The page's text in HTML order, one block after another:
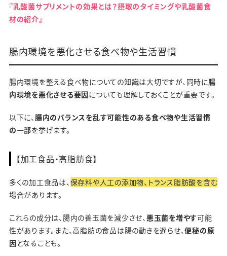
『乳酸菌サプリメントの効果とは？摂取のタイミングや乳酸菌食
材の紹介』
腸内環境を悪化させる食べ物や生活習慣
腸内環境を整える食べ物についての知識は大切ですが、同時に腸
内環境を悪化させる要因についても理解しておくことが重要です。
以下に、腸内のバランスを乱す可能性のある食べ物や生活習慣
の一部を挙げます。
【加工食品・高脂肪食】
多くの加工食品は、保存料や人工の添加物、トランス脂肪酸を含む
場合があります。
これらの成分は、腸内の善玉菌を減少させ、悪玉菌を増やす可能
性があります。また、高脂肪の食品は腸の動きを遅らせ、便秘の原
因 となることも。